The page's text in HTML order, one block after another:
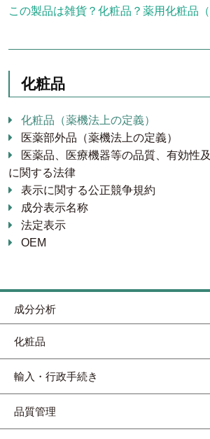
成分分析
化粧品
輸入・行政手続き
品質管理
この製品は雑貨？化粧品？薬用化粧品
化粧品
化粧品（薬機法上の定義）
医薬部外品（薬機法上の定義）
医薬品、医療機器等の品質、有効性
に関する法律
表示に関する公正競争規約
成分表示名称
法定表示
OEM